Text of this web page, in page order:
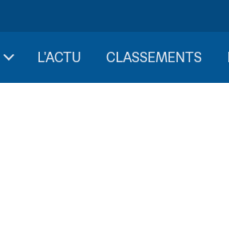
L'ACTU CLASSEMENTS